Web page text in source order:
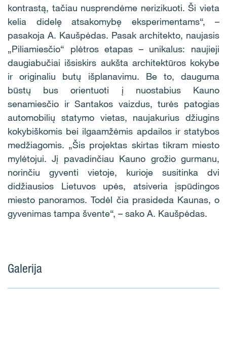
kontrastą, tačiau nusprendėme nerizikuoti. Ši vieta
kelia didelę atsakomybę eksperimentams“, –
pasakoja A. Kaušpėdas. Pasak architekto, naujasis
„Piliamiesčio“ plėtros etapas – unikalus: naujieji
daugiabučiai išsiskirs aukšta architektūros kokybe
ir originaliu butų išplanavimu. Be to, dauguma
būstų bus orientuoti į nuostabius Kauno
senamiesčio ir Santakos vaizdus, turės patogias
automobilių statymo vietas, naujakurius džiugins
kokybiškomis bei ilgaamžėmis apdailos ir statybos
medžiagomis. „Šis projektas skirtas tikram miesto
mylėtojui. Jį pavadinčiau Kauno grožio gurmanu,
norinčiu gyventi vietoje, kurioje susitinka dvi
didžiausios Lietuvos upės, atsiveria įspūdingos
miesto panoramos. Todėl čia prasideda Kaunas, o
gyvenimas tampa švente“, – sako A. Kaušpėdas.
Galerija